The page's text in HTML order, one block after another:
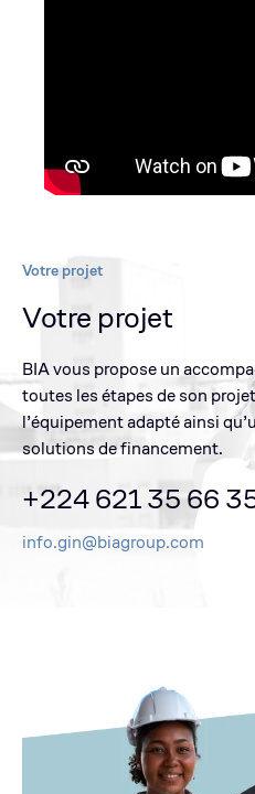
Votre projet
Votre projet
BIA vous propose un
toutes les étapes de son
l’équipement adapté ainsi
solutions de financement.
+224 621 35 66
info.gin@biagroup.com